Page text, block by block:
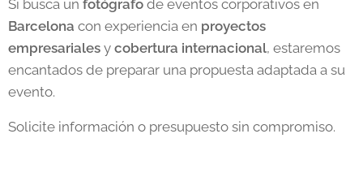
Si busca un fotógrafo de eventos corporativos en
Barcelona con experiencia en proyectos
empresariales y cobertura internacional, estaremos
encantados de preparar una propuesta adaptada a su
evento.
Solicite información o presupuesto sin compromiso.